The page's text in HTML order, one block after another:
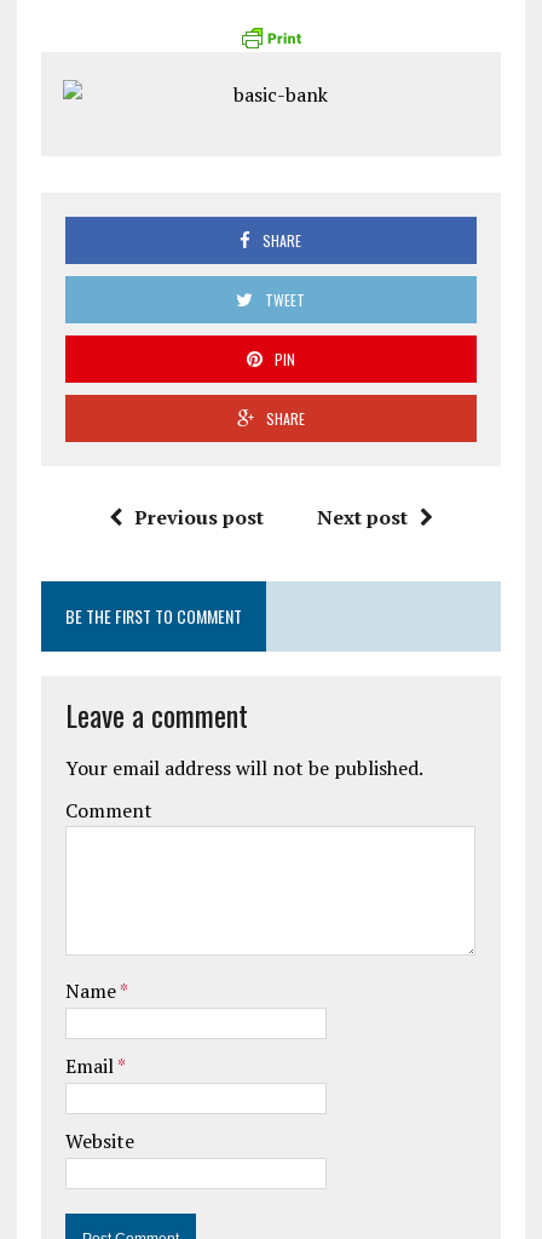
SHARE
TWEET
PIN
SHARE
Previous post Next post
BE THE FIRST TO COMMENT
Leave a comment
Your email address will not be published.
Comment
Name*
Email*
Website